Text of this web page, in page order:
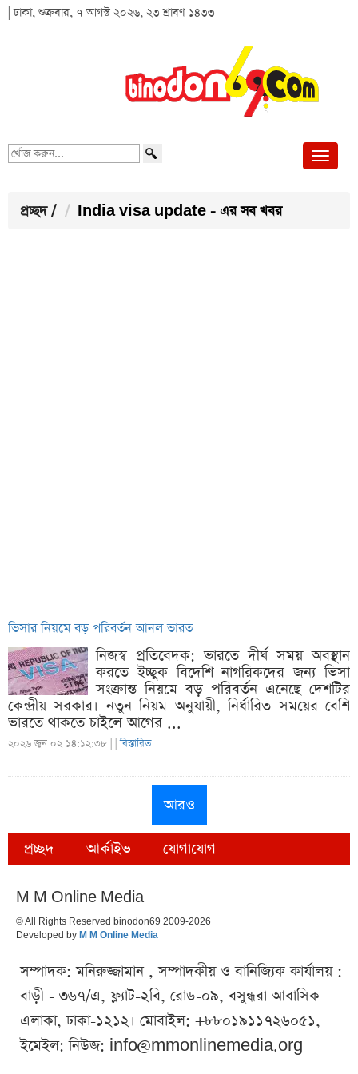
| ঢাকা, শুক্রবার, ৭ আগস্ট ২০২৬, ২৩ শ্রাবণ ১৪৩৩
খোঁজ
প্রচ্ছদ / India visa update - এর সব খবর
ভিসার নিয়মে বড় পরিবর্তন আনল ভারত
নিজস্ব প্রতিবেদক: ভারতে দীর্ঘ সময় অবস্থান
করতে ইচ্ছুক বিদেশি নাগরিকদের জন্য ভিসা
সংক্রান্ত নিয়মে বড় পরিবর্তন এনেছে দেশটির
কেন্দ্রীয় সরকার। নতুন নিয়ম অনুযায়ী, নির্ধারিত সময়ের বেশি
ভারতে থাকতে চাইলে আগের ...
২০২৬ জুন ০২ ১৪:১২:৩৮ | |বিস্তারিত
আরও
প্রচ্ছদ আর্কাইভ যোগাযোগ
M M Online Media
© All Rights Reserved binodon69 2009-2026
Developed by M M Online Media
সম্পাদক: মনিরুজ্জামান , সম্পাদকীয় ও বানিজ্যিক কার্যালয় :
বাড়ী - ৩৬৭/এ, ফ্ল্যাট-২বি, রোড-০৯, বসুন্ধরা আবাসিক
এলাকা, ঢাকা-১২১২। মোবাইল: +৮৮০১৯১১৭২৬০৫১,
ইমেইল: নিউজ: info@mmonlinemedia.org